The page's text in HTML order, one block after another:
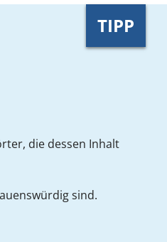
TIPP
die dessen Inhalt
sind.